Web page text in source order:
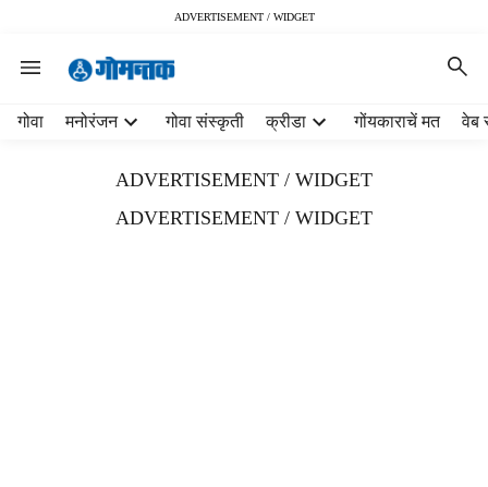
ADVERTISEMENT / WIDGET
गोवा मनोरंजन गोवा संस्कृती क्रीडा गोंयकाराचें मत वेब
ADVERTISEMENT / WIDGET
ADVERTISEMENT / WIDGET